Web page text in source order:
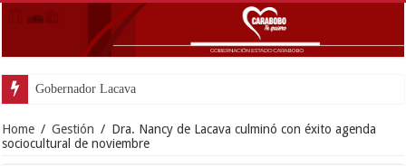
Gobernador Lacava anunció colocación
Home / Gestión / Dra. Nancy de Lacava culminó con éxito agenda
sociocultural de noviembre